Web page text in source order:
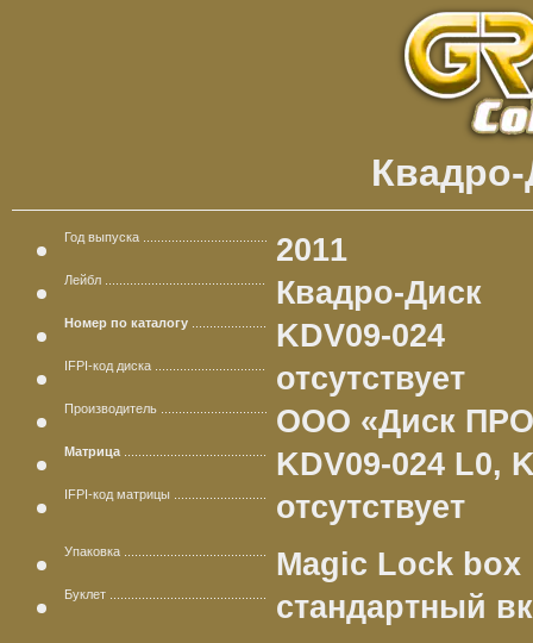
Квадро-
Год выпуска 2011
Лейбл Квадро-Диск
Номер по каталогу KDV09-024
IFPI-код диска отсутствует
Производитель ООО «Диск
Матрица KDV09-024 L0,
IFPI-код матрицы отсутствует
Упаковка Magic Lock box
Буклет
стандартный